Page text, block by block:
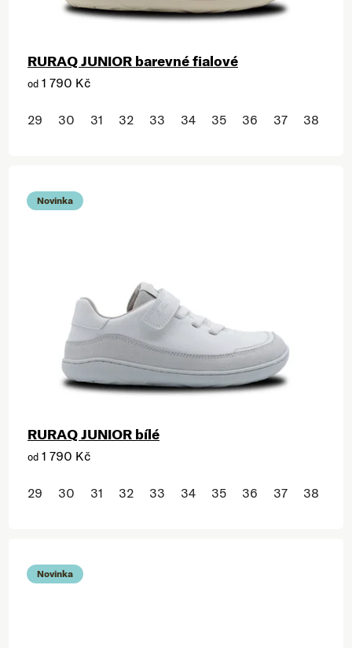
RURAQ JUNIOR barevné fialové
od 1 790 Kč
29 30 31 32 33 34 35 36 37 38
Novinka
RURAQ JUNIOR bílé
od 1 790 Kč
29 30 31 32 33 34 35 36 37 38
Novinka